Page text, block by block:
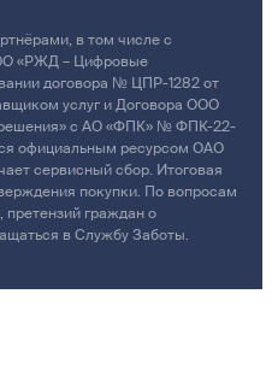
в том числе с
«РЖД – Цифровые
договора № ЦПР-1282 от
услуг и Договора ООО
с АО «ФПК» № ФПК-22-
официальным ресурсом ОАО
сервисный сбор. Итоговая
покупки. По вопросам
граждан о
в Службу Заботы.